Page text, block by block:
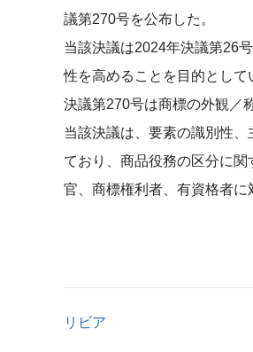
議第270号を公布した。
当該決議は2024年決議第26
性を高めることを目的として
決議第270号は商標の外観／
当該決議は、要素の識別性
ており、商品役務の区分に
官、商標権利者、有資格者に
リビア